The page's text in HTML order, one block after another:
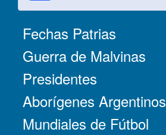
Fechas Patrias
Guerra de Malvinas
Presidentes
Aborígenes Argentinos
Mundiales de Fútbol